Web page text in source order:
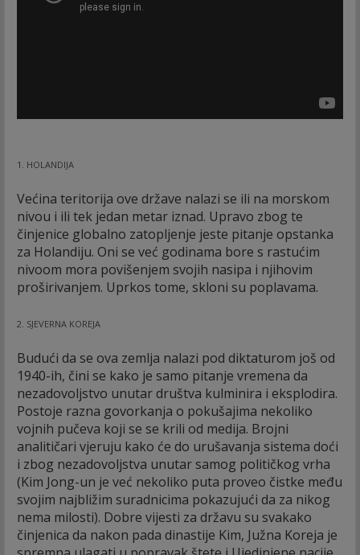
1. HOLANDIJA
Većina teritorija ove države nalazi se ili na morskom
nivou i ili tek jedan metar iznad. Upravo zbog te
činjenice globalno zatopljenje jeste pitanje opstanka
za Holandiju. Oni se već godinama bore s rastućim
nivoom mora povišenjem svojih nasipa i njihovim
proširivanjem. Uprkos tome, skloni su poplavama.
2. SJEVERNA KOREJA
Budući da se ova zemlja nalazi pod diktaturom još od
1940-ih, čini se kako je samo pitanje vremena da
nezadovoljstvo unutar društva kulminira i eksplodira.
Postoje razna govorkanja o pokušajima nekoliko
vojnih pučeva koji se se krili od medija. Brojni
analitičari vjeruju kako će do urušavanja sistema doći
i zbog nezadovoljstva unutar samog političkog vrha
(Kim Jong-un je već nekoliko puta proveo čistke među
svojim najbližim suradnicima pokazujući da za nikog
nema milosti). Dobre vijesti za državu su svakako
činjenica da nakon pada dinastije Kim, Južna Koreja je